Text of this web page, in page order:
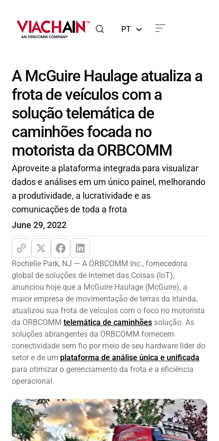
PT
A McGuire Haulage atualiza a
frota de veículos com a
solução telemática de
caminhões focada no
motorista da ORBCOMM
Aproveite a plataforma integrada para visualizar
dados e análises em um único painel, melhorando
a produtividade, a lucratividade e as
comunicações de toda a frota
June 29, 2022
Rochelle Park, NJ — A ORBCOMM Inc., fornecedora
global de soluções de Internet das Coisas (IoT),
anunciou hoje que a McGuire Haulage (McGuire), a
maior empresa de movimentação de terras da Irlanda,
atualizou sua frota de veículos com o foco no motorista
da ORBCOMM telemática de caminhões solução. As
soluções abrangentes da ORBCOMM fornecem
conectividade sem fio por meio de seu hardware líder do
setor e de um plataforma de análise única e unificada
para otimizar o gerenciamento da frota e a eficiência
operacional.